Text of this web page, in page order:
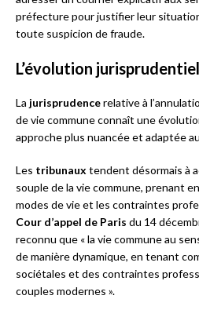
préfecture pour justifier leur
toute suspicion de fraude.
L’évolution
La jurisprudencerelative à
de vie commune connaît une
approche plus nuancée et adaptée
Les tribunaux tendent désormais à
souple de la vie commune, prenant
modes de vie et les contraintes
Cour d’appel de Paris du 14
reconnu que « la vie commune au
de manière dynamique, en tenant
sociétales et des contraintes
couples modernes ».